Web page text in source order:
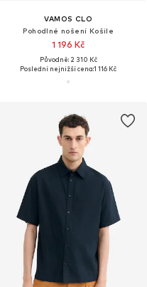
VAMOS CLO
Pohodlné nošení Košile
1 196 Kč
Původně: 2 310 Kč
Poslední nejnižší cena:1 116 Kč